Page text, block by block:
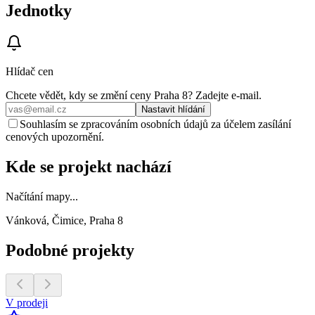
Jednotky
Hlídač cen
Chcete vědět, kdy se změní ceny Praha 8? Zadejte e‑mail.
Nastavit hlídání
Souhlasím se zpracováním osobních údajů za účelem zasílání
cenových upozornění.
Kde se projekt nachází
Načítání mapy...
Vánková, Čimice, Praha 8
Podobné projekty
V prodeji